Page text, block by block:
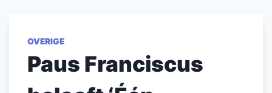
OVERIGE
Paus Franciscus